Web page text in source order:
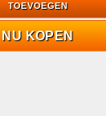
TOEVOEGEN
NU KOPEN